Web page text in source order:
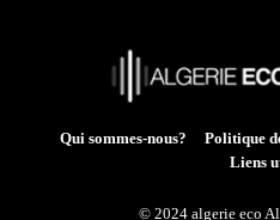
Qui sommes-nous? Politique
Liens
© 2024 algerie eco